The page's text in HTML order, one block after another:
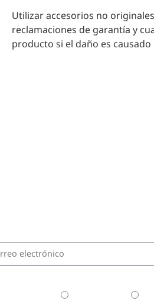
Utilizar accesorios no
reclamaciones de garantía y
producto si el daño es